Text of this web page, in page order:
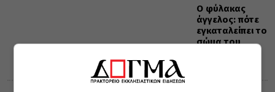
Ο φύλακας
άγγελος: πότε
εγκαταλείπει το
σώμα του